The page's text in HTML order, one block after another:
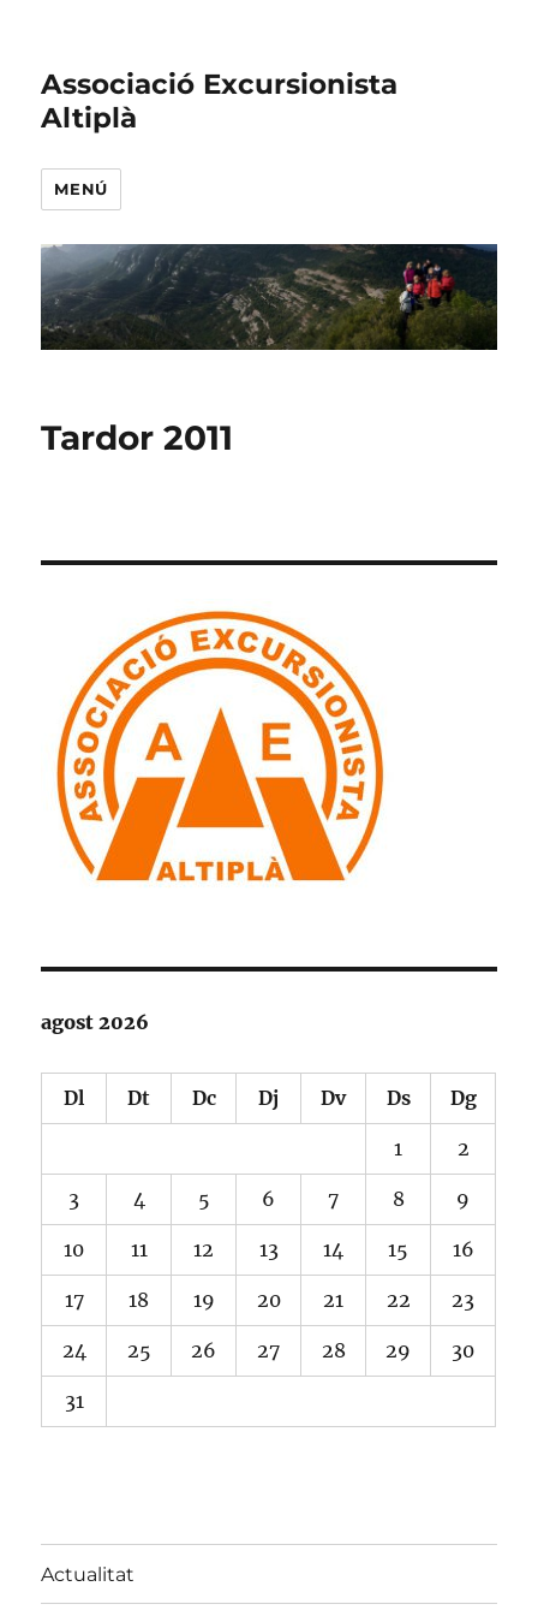
Associació Excursionista
Altiplà
MENÚ
Tardor 2011
agost 2026
Dl Dt Dc Dj Dv Ds Dg
1 2
3 4 5 6 7 8 9
10 11 12 13 14 15 16
17 18 19 20 21 22 23
24 25 26 27 28 29 30
31
Actualitat